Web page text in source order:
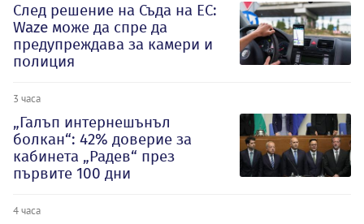
След решение на Съда на ЕС:
Waze може да спре да
предупреждава за камери и
полиция
3 часа
„Галъп интернешънъл
болкан“: 42% доверие за
кабинета „Радев“ през
първите 100 дни
4 часа